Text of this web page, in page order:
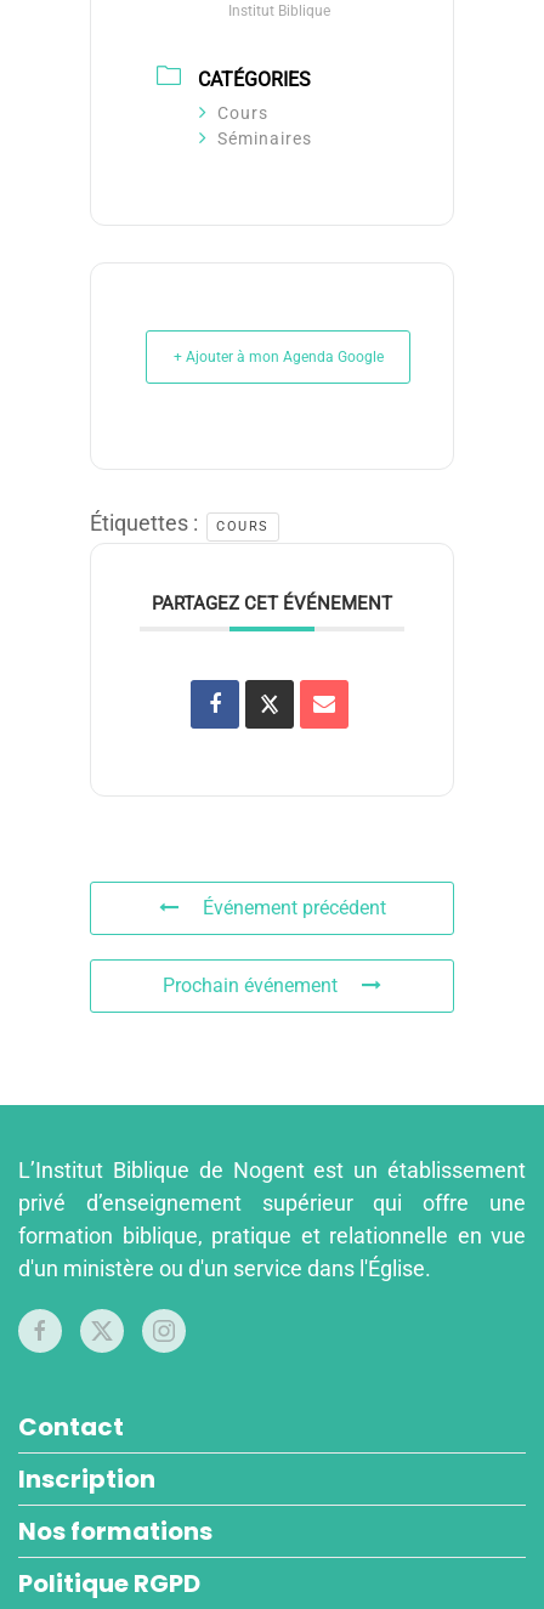
Institut Biblique
CATÉGORIES
Cours
Séminaires
+ Ajouter à mon Agenda Google
Étiquettes : COURS
PARTAGEZ CET ÉVÉNEMENT
Événement précédent
Prochain événement
L’Institut Biblique de Nogent est un établissement
privé d’enseignement supérieur qui offre une
formation biblique, pratique et relationnelle en vue
d'un ministère ou d'un service dans l'Église.
Contact
Inscription
Nos formations
Politique RGPD